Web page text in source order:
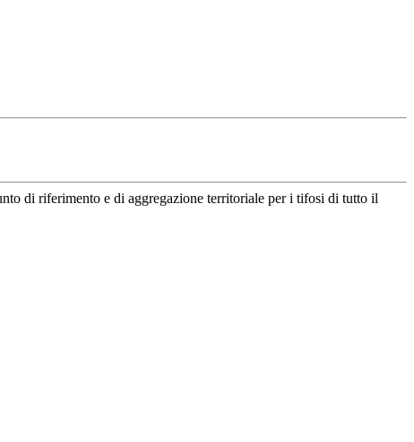
di riferimento e di aggregazione territoriale per i tifosi di tutto il